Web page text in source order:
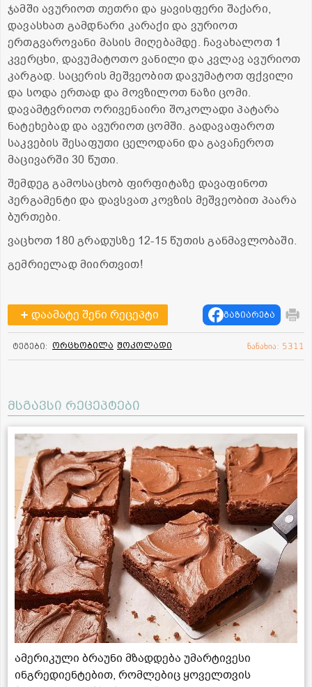
ჯამში ავურიოთ თეთრი და ყავისფერი შაქარი,
დავასხათ გამდნარი კარაქი და ვურიოთ
ერთგვაროვანი მასის მიღებამდე. ჩავახალოთ 1
კვერცხი, დავუმატოთო ვანილი და კვლავ ავურიოთ
კარგად. საცერის მეშვეობით დავუმატოთ ფქვილი
და სოდა ერთად და მოვზილოთ ნაზი ცომი.
დავამტვრიოთ ორივენაირი შოკოლადი პატარა
ნატეხებად და ავურიოთ ცომში. გადავაფაროთ
საკვების შესაფუთი ცელოდანი და გავაჩეროთ
მაცივარში 30 წუთი.
შემდეგ გამოსაცხობ ფირფიტაზე დავაფინოთ
პერგამენტი და დავსვათ კოვზის მეშვეობით პაარა
ბურთები.
ვაცხოთ 180 გრადუსზე 12-15 წუთის განმავლობაში.
გემრიელად მიირთვით!
დაამატე შენი რეცეპტი გაზიარება
ტეგები: ორცხობილა შოკოლადი ნანახია: 5311
მსგავსი რეცეპტები
ამერიკული ბრაუნი მზადდება უმარტივესი
ინგრედიენტებით, რომლებიც ყოველთვის